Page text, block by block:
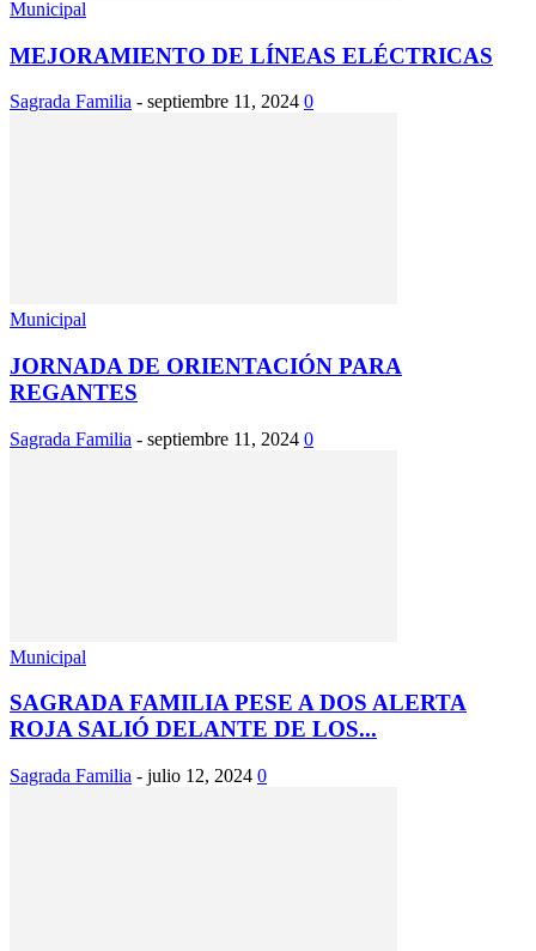
Municipal
MEJORAMIENTO DE LÍNEAS ELÉCTRICAS
Sagrada Familia - septiembre 11, 2024 0
Municipal
JORNADA DE ORIENTACIÓN PARA
REGANTES
Sagrada Familia - septiembre 11, 2024 0
Municipal
SAGRADA FAMILIA PESE A DOS ALERTA
ROJA SALIÓ DELANTE DE LOS...
Sagrada Familia - julio 12, 2024 0